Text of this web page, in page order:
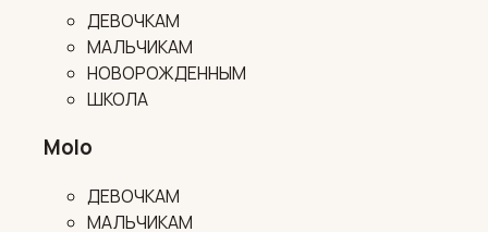
ДЕВОЧКАМ
МАЛЬЧИКАМ
НОВОРОЖДЕННЫМ
ШКОЛА
Molo
ДЕВОЧКАМ
МАЛЬЧИКАМ